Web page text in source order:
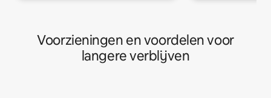
Voorzieningen en voordelen voor
langere verblijven